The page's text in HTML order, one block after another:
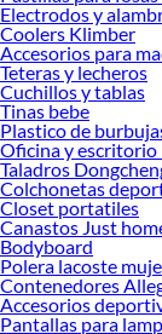
Sodimac. Encuentra
decoración. ¡Visítanos
Electrodos y
Coolers Klimber
Accesorios para
Teteras y lecheros
Cuchillos y tablas
Tinas bebe
Plastico de
Oficina y escritorio
Taladros
Colchonetas
Closet portatiles
Canastos Just
Bodyboard
Polera lacoste
Contenedores
Accesorios
Pantallas para